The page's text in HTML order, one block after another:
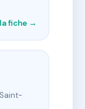
fiche →